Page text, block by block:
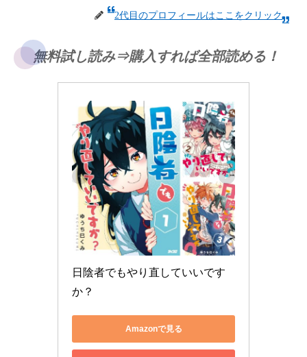
2代目のプロフィールはここをクリック
無料試し読み⇒購入すれば全部読める！
日陰者でもやり直していいです
か？
Amazonで見る